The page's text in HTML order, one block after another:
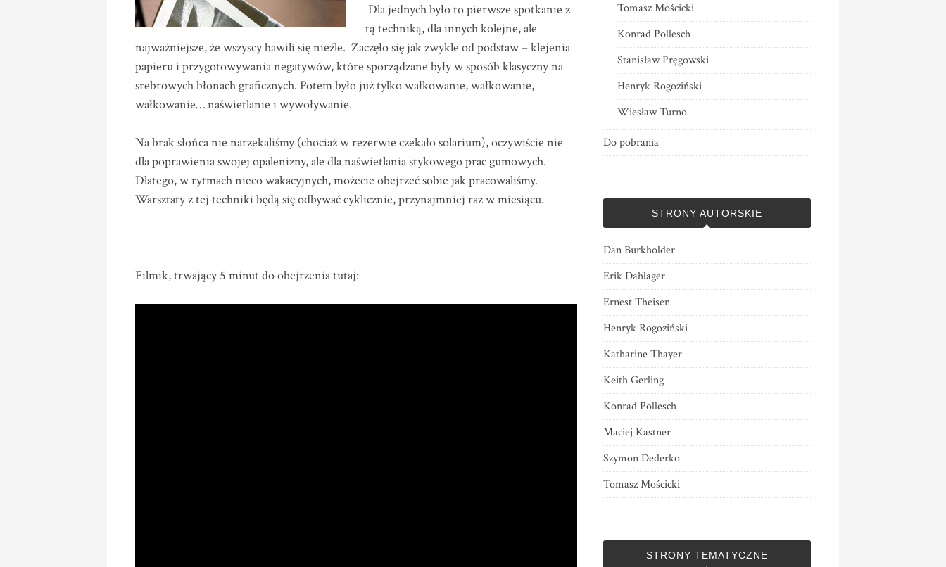
Dla jednych było to pierwsze spotkanie z
tą techniką, dla innych kolejne, ale
najważniejsze, że wszyscy bawili się nieźle. Zaczęło się jak zwykle od podstaw – klejenia
papieru i przygotowywania negatywów, które sporządzane były w sposób klasyczny na
srebrowych błonach graficznych. Potem było już tylko wałkowanie, wałkowanie,
wałkowanie… naświetlanie i wywoływanie.
Na brak słońca nie narzekaliśmy (chociaż w rezerwie czekało solarium), oczywiście nie
dla poprawienia swojej opalenizny, ale dla naświetlania stykowego prac gumowych.
Dlatego, w rytmach nieco wakacyjnych, możecie obejrzeć sobie jak pracowaliśmy.
Warsztaty z tej techniki będą się odbywać cyklicznie, przynajmniej raz w miesiącu.
Filmik, trwający 5 minut do obejrzenia tutaj:
Tomasz Mościcki
Konrad Pollesch
Stanisław Pręgowski
Henryk Rogoziński
Wiesław Turno
Do pobrania
STRONY AUTORSKIE
Dan Burkholder
Erik Dahlager
Ernest Theisen
Henryk Rogoziński
Katharine Thayer
Keith Gerling
Konrad Pollesch
Maciej Kastner
Szymon Dederko
Tomasz Mościcki
STRONY TEMATYCZNE